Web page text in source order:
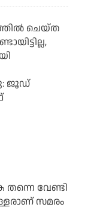
ചെയ്ത
ജൂഡ്
തന്നെ വേണ്ടി
സമരം